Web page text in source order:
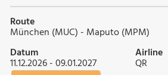
Route
München (MUC) - Maputo (MPM)
Datum
11.12.2026 - 09.01.2027
Airline
QR